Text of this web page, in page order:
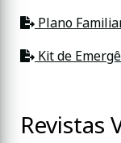
Plano
Kit de
Revistas